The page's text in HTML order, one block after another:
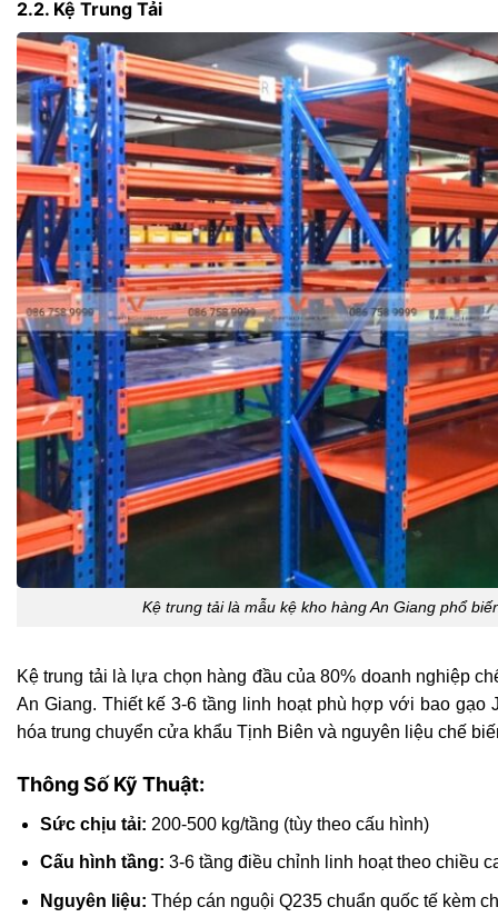
2.2. Kệ Trung Tải
Kệ trung tải là mẫu kệ kho hàng An Giang phổ
Kệ trung tải là lựa chọn hàng đầu của 80% doanh nghiệp
An Giang. Thiết kế 3-6 tầng linh hoạt phù hợp với bao gạo
hóa trung chuyển cửa khẩu Tịnh Biên và nguyên liệu chế
Thông Số Kỹ Thuật:
Sức chịu tải: 200-500 kg/tầng (tùy theo cấu hình)
Cấu hình tầng: 3-6 tầng điều chỉnh linh hoạt theo chiều
Nguyên liệu: Thép cán nguội Q235 chuẩn quốc tế kèm